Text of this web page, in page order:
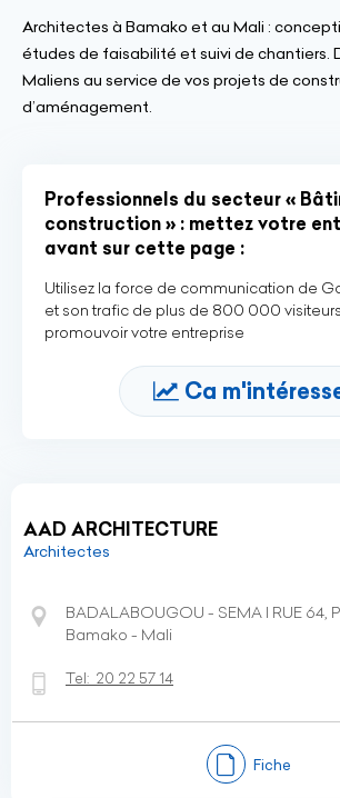
Architectes à Bamako et au Mali :
études de faisabilité et suivi de chantiers.
Maliens au service de vos projets de
d’aménagement.
Professionnels du secteur «
construction » : mettez votre
avant sur cette page :
Utilisez la force de communication de
et son trafic de plus de 800 000
promouvoir votre entreprise
Ca
AAD ARCHITECTURE
Architectes
BADALABOUGOU - SEMA I RUE 64,
Bamako - Mali
Tel: 20 22 57 14
Fiche